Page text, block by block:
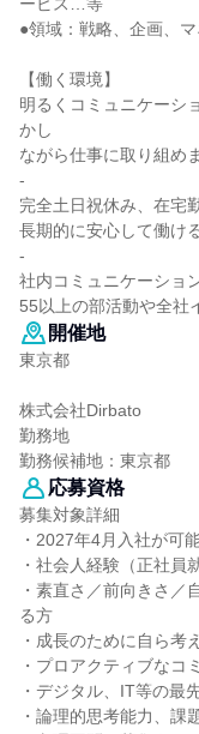
●領域：戦略、企画、
【働く環境】
明るくコミュニケーシ
かし
ながら仕事に取り組め
-
完全土日祝休み、在宅
長期的に安心して働け
-
社内コミュニケーショ
55以上の部活動や全社
開催地
東京都
株式会社Dirbato
勤務地
勤務候補地：東京都
応募資格
募集対象詳細
・2027年4月入社が可
・社会人経験（正社員
・素直さ／前向きさ／
る方
・成長のために自ら考
・プロアクティブなコ
・デジタル、IT等の最
・論理的思考能力、課